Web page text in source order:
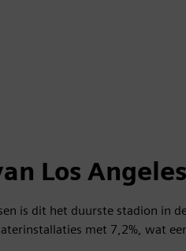
Los Angeles
is dit het duurste stadion in
met 7,2%, wat